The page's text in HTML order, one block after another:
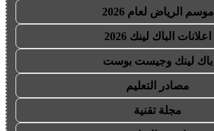
موسم الرياض لعام 2026
اعلانات الباك لينك 2026
باك لينك وجيست بوست
مصادر التعليم
مجلة تقنية